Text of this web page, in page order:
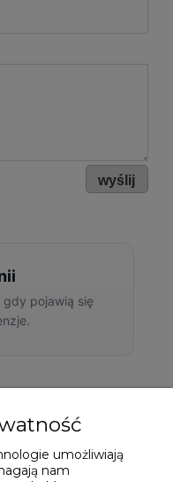
wyślij
otrzymywać
umożliwiają
nam